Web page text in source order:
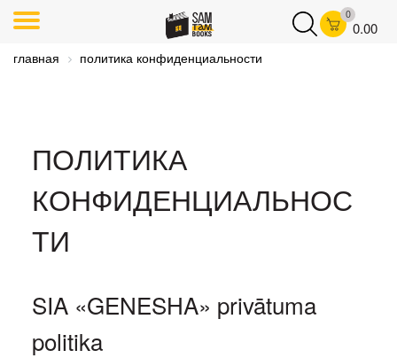
0
0.00
главная политика конфиденциальности
ПОЛИТИКА
КОНФИДЕНЦИАЛЬНОС
ТИ
SIA «GENESHA» privātuma
politika